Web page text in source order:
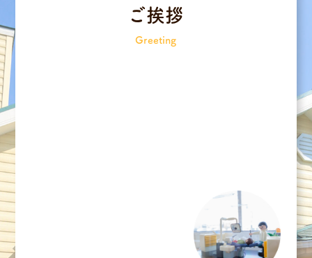
ご挨拶
Greeting